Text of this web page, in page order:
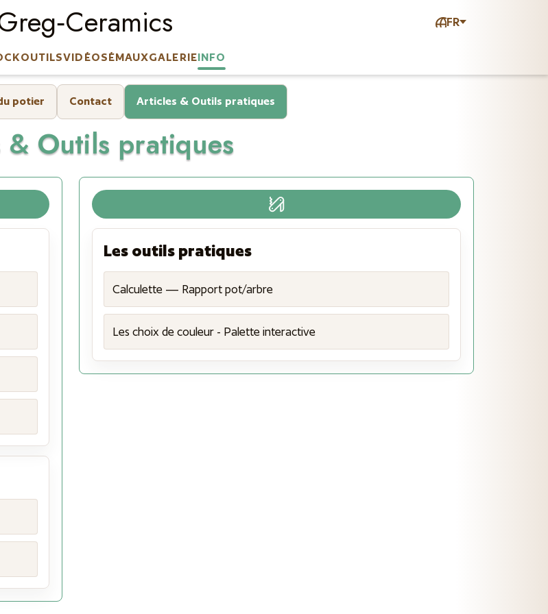
FR
OUTILSVIDÉOSÉMAUXGALERIEINFO
potier Contact Articles & Outils pratiques
Outils pratiques
Les outils pratiques
Calculette — Rapport pot/arbre
Les choix de couleur - Palette interactive